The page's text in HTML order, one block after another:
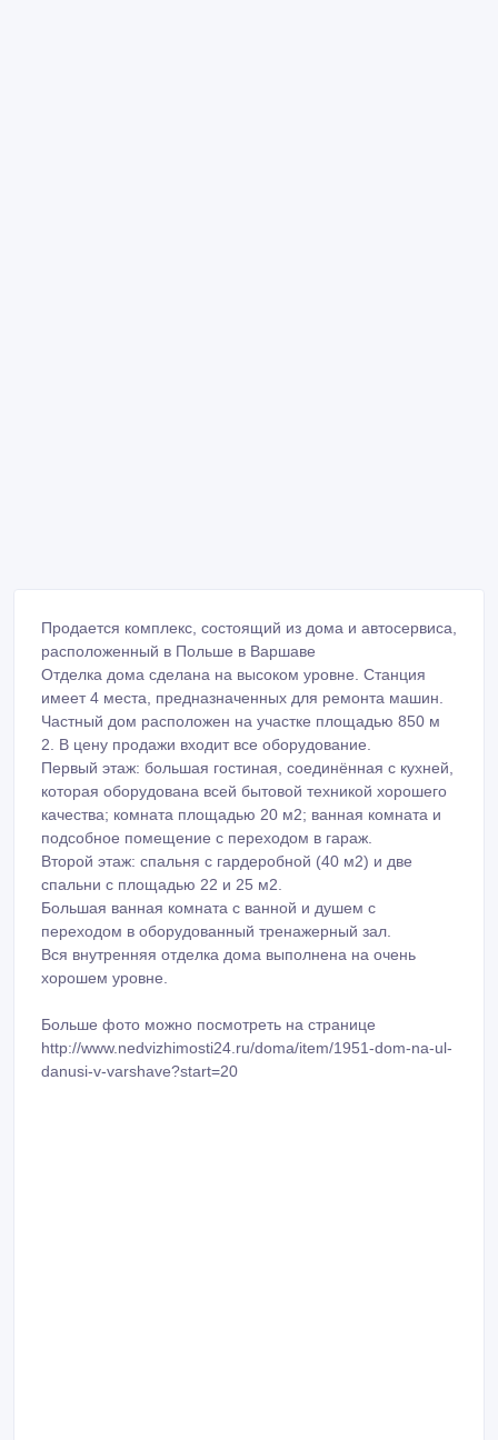
Продается комплекс, состоящий из дома и автосервиса,
расположенный в Польше в Варшаве
Отделка дома сделана на высоком уровне. Станция
имеет 4 места, предназначенных для ремонта машин.
Частный дом расположен на участке площадью 850 м
2. В цену продажи входит все оборудование.
Первый этаж: большая гостиная, соединённая с кухней,
которая оборудована всей бытовой техникой хорошего
качества; комната площадью 20 м2; ванная комната и
подсобное помещение с переходом в гараж.
Второй этаж: спальня с гардеробной (40 м2) и две
спальни с площадью 22 и 25 м2.
Большая ванная комната с ванной и душем с
переходом в оборудованный тренажерный зал.
Вся внутренняя отделка дома выполнена на очень
хорошем уровне.
Больше фото можно посмотреть на странице
http://www.nedvizhimosti24.ru/doma/item/1951-dom-na-ul-
danusi-v-varshave?start=20